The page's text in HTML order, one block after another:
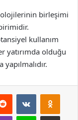
birleşimi
kullanım
yatırımda olduğu
Reddit VKontakte
Viber Line E-Posta ile